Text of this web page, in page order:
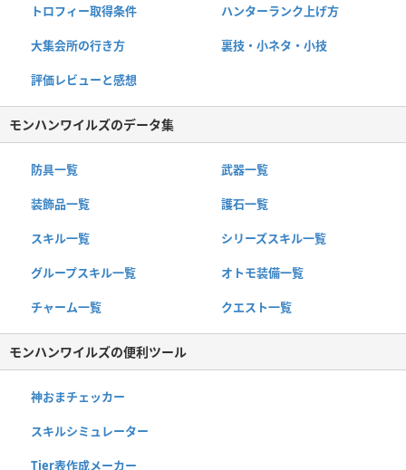
トロフィー取得条件 ハンターランク上げ方
大集会所の行き方 裏技・小ネタ・小技
評価レビューと感想
モンハンワイルズのデータ集
防具一覧 武器一覧
装飾品一覧 護石一覧
スキル一覧 シリーズスキル一覧
グループスキル一覧 オトモ装備一覧
チャーム一覧 クエスト一覧
モンハンワイルズの便利ツール
神おまチェッカー
スキルシミュレーター
Tier表作成メーカー